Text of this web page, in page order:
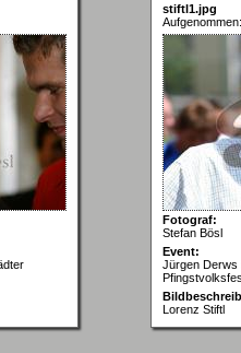
stiftl1.jpg
Fotograf:
Stefan Bösl
Event:
Jürgen Derws
Lorenz Stiftl